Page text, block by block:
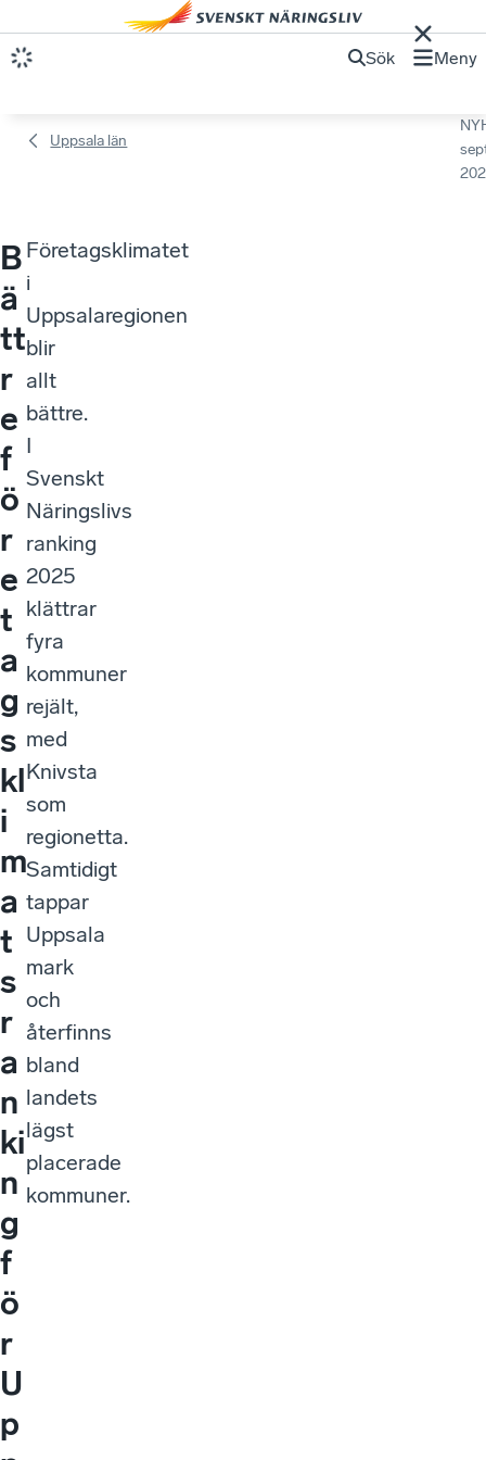
Sök Meny
Uppsala län
B
ä
tt
r
e
f
ö
r
e
t
a
g
s
kl
i
m
a
t
s
r
a
n
ki
n
g
f
ö
r
U
p
Företagsklimatet
i
Uppsalaregionen
blir
allt
bättre.
I
Svenskt
Näringslivs
ranking
2025
klättrar
fyra
kommuner
rejält,
med
Knivsta
som
regionetta.
Samtidigt
tappar
Uppsala
mark
och
återfinns
bland
landets
lägst
placerade
kommuner.